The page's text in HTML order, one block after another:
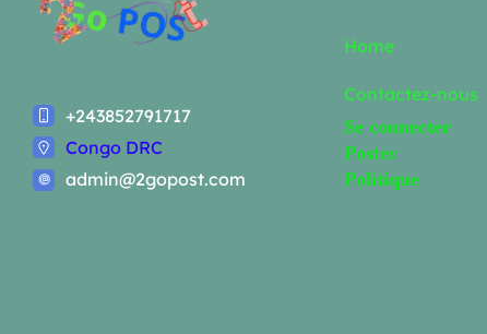
+243852791717
Congo DRC
admin@2gopost.com
Home
Contactez-nous
Se connecter
Poster
Politique